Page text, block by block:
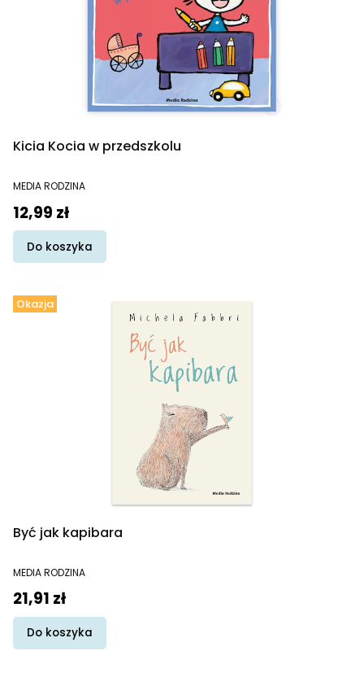
Kicia Kocia w przedszkolu
PRODUCENT
MEDIA RODZINA
Cena
12,99 zł
Do koszyka
Okazja
Być jak kapibara
PRODUCENT
MEDIA RODZINA
Cena promocyjna
21,91 zł
Do koszyka